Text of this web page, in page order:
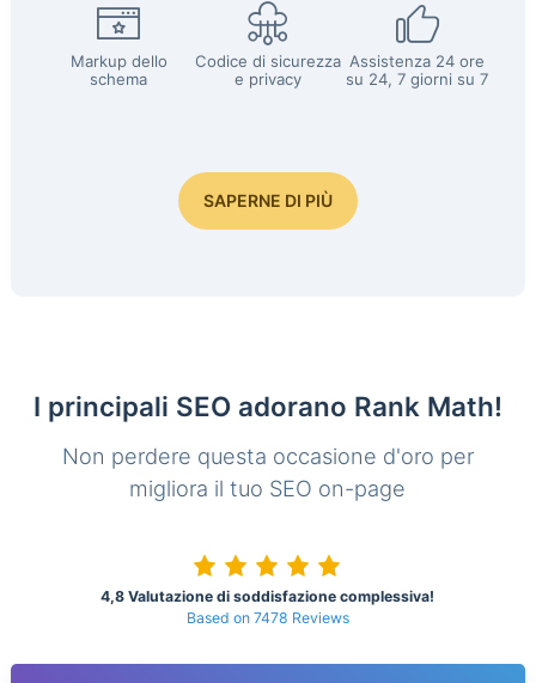
Markup dello
schema
Codice di sicurezza
e privacy
Assistenza 24 ore
su 24, 7 giorni su 7
SAPERNE DI PIÙ
I principali SEO adorano Rank Math!
Non perdere questa occasione d'oro per
migliora il tuo SEO on-page
4,8 Valutazione di soddisfazione complessiva!
Based on 7478 Reviews